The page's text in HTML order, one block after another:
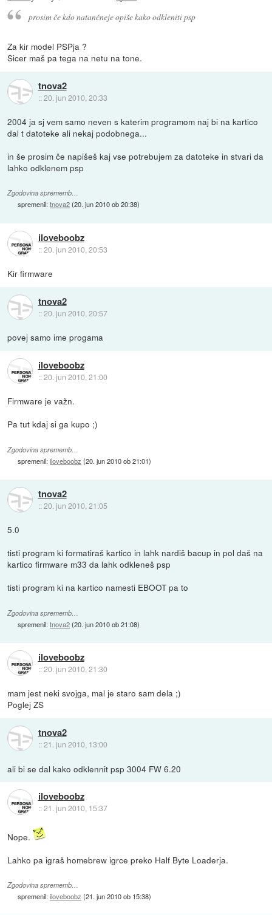
prosim če kdo natančneje opiše kako odkleniti psp
Za kir model PSPja ?
Sicer maš pa tega na netu na tone.
tnova2
::20. jun 2010, 20:33
2004 ja sj vem samo neven s katerim programom naj bi na kartico
dal t datoteke ali nekaj podobnega...
in še prosim če napišeš kaj vse potrebujem za datoteke in stvari da
lahko odklenem psp
Zgodovina sprememb…
spremenil:tnova2(20. jun 2010 ob 20:38)
iloveboobz
::20. jun 2010, 20:53
Kir firmware
tnova2
::20. jun 2010, 20:57
povej samo ime progama
iloveboobz
::20. jun 2010, 21:00
Firmware je važn.
Pa tut kdaj si ga kupo ;)
Zgodovina sprememb…
spremenil:iloveboobz (20. jun 2010 ob 21:01)
tnova2
::20. jun 2010, 21:05
5.0
tisti program ki formatiraš kartico in lahk nardiš bacup in pol daš na
kartico firmware m33 da lahk odkleneš psp
tisti program ki na kartico namesti EBOOT pa to
Zgodovina sprememb…
spremenil:tnova2(20. jun 2010 ob 21:08)
iloveboobz
::20. jun 2010, 21:30
mam jest neki svojga, mal je staro sam dela ;)
Poglej ZS
tnova2
::21. jun 2010, 13:00
ali bi se dal kako odklennit psp 3004 FW 6.20
iloveboobz
::21. jun 2010, 15:37
Nope.
Lahko pa igraš homebrew igrce preko Half Byte Loaderja.
Zgodovina sprememb…
spremenil:iloveboobz (21. jun 2010 ob 15:38)